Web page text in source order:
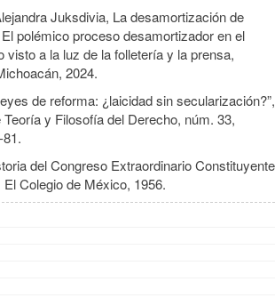
Juksdivia, La desamortización de
polémico proceso desamortizador en el
visto a la luz de la folletería y la prensa,
2024.
de reforma: ¿laicidad sin secularización?”,
y Filosofía del Derecho, núm. 33,
del Congreso Extraordinario Constituyente
Colegio de México, 1956.